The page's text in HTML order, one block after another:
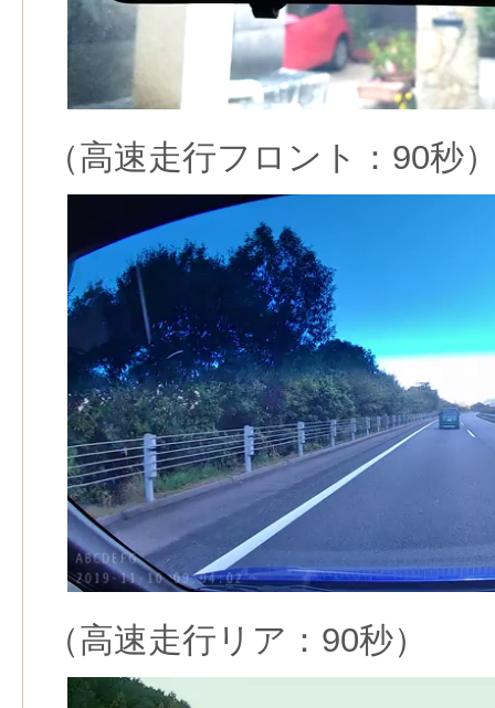
（高速走行フロント：90秒
（高速走行リア：90秒）